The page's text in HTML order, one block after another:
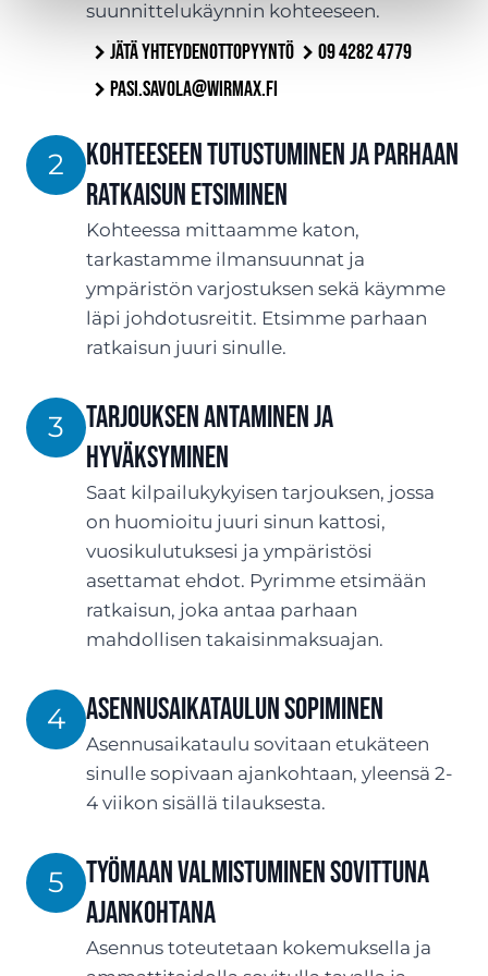
suunnittelukäynnin kohteeseen.
Jätä yhteydenottopyyntö
09 4282 4779
pasi.savola@wirmax.fi
2
Kohteeseen tutustuminen ja parhaan
ratkaisun etsiminen
Kohteessa mittaamme katon,
tarkastamme ilmansuunnat ja
ympäristön varjostuksen sekä käymme
läpi johdotusreitit. Etsimme parhaan
ratkaisun juuri sinulle.
3
Tarjouksen antaminen ja
hyväksyminen
Saat kilpailukykyisen tarjouksen, jossa
on huomioitu juuri sinun kattosi,
vuosikulutuksesi ja ympäristösi
asettamat ehdot. Pyrimme etsimään
ratkaisun, joka antaa parhaan
mahdollisen takaisinmaksuajan.
4 Asennusaikataulun sopiminen
Asennusaikataulu sovitaan etukäteen
sinulle sopivaan ajankohtaan, yleensä 2-
4 viikon sisällä tilauksesta.
5
Työmaan valmistuminen sovittuna
ajankohtana
Asennus toteutetaan kokemuksella ja